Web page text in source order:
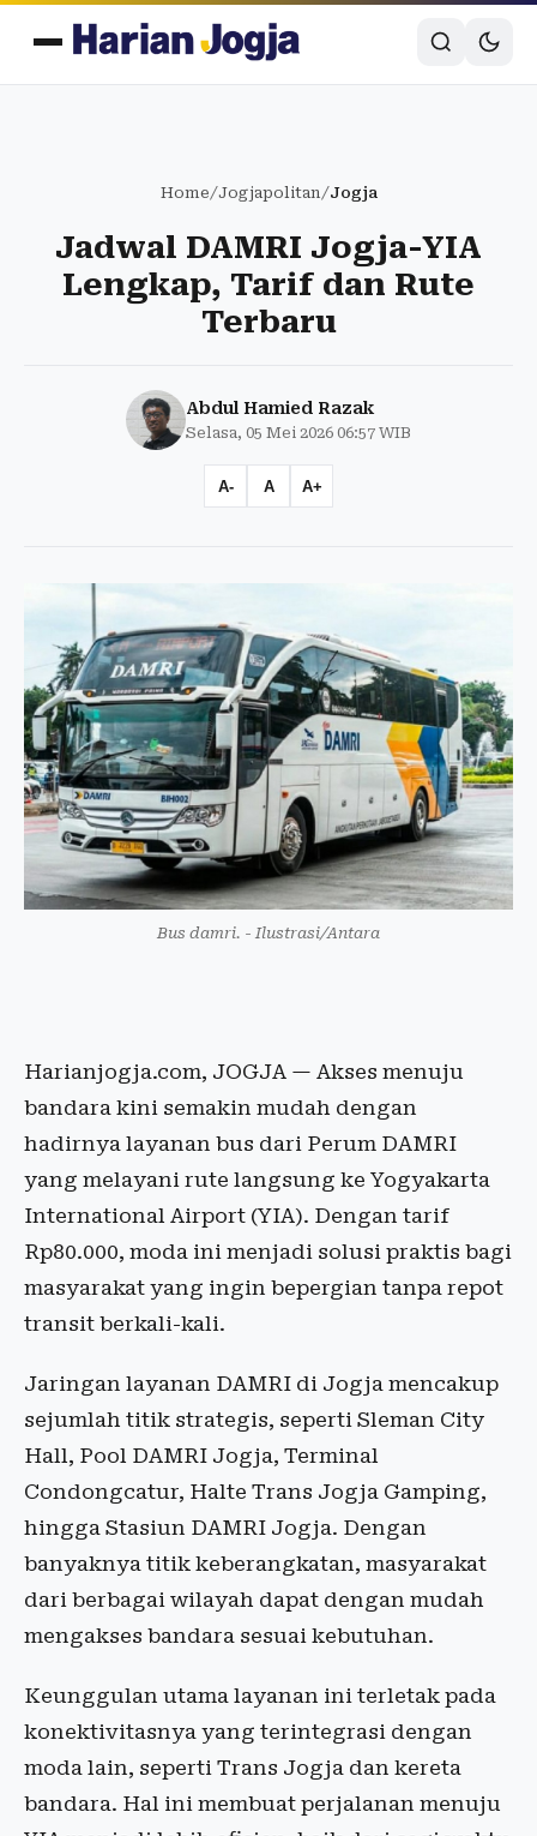
Home/Jogjapolitan/Jogja
Jadwal DAMRI Jogja-YIA
Lengkap, Tarif dan Rute
Terbaru
Abdul Hamied Razak
Selasa, 05 Mei 2026 06:57 WIB
A- A A+
Bus damri. - Ilustrasi/Antara
Harianjogja.com, JOGJA — Akses menuju
bandara kini semakin mudah dengan
hadirnya layanan bus dari Perum DAMRI
yang melayani rute langsung ke Yogyakarta
International Airport (YIA). Dengan tarif
Rp80.000, moda ini menjadi solusi praktis bagi
masyarakat yang ingin bepergian tanpa repot
transit berkali-kali.
Jaringan layanan DAMRI di Jogja mencakup
sejumlah titik strategis, seperti Sleman City
Hall, Pool DAMRI Jogja, Terminal
Condongcatur, Halte Trans Jogja Gamping,
hingga Stasiun DAMRI Jogja. Dengan
banyaknya titik keberangkatan, masyarakat
dari berbagai wilayah dapat dengan mudah
mengakses bandara sesuai kebutuhan.
Keunggulan utama layanan ini terletak pada
konektivitasnya yang terintegrasi dengan
moda lain, seperti Trans Jogja dan kereta
bandara. Hal ini membuat perjalanan menuju